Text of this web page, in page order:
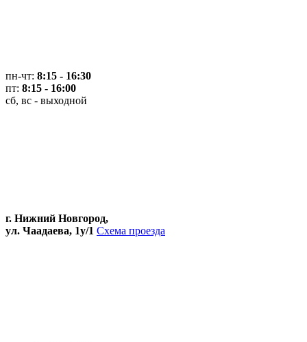
пн-чт: 8:15 - 16:30
пт: 8:15 - 16:00
сб, вс - выходной
г. Нижний Новгород,
ул. Чаадаева, 1у/1 Схема проезда